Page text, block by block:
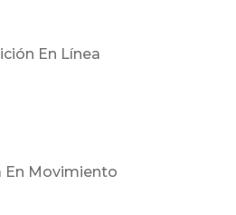
En Línea
En Movimiento